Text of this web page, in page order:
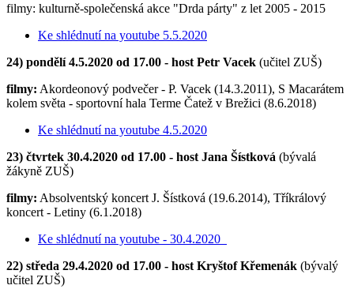
filmy: kulturně-společenská akce "Drda párty" z let 2005 - 2015
Ke shlédnutí na youtube 5.5.2020
24) pondělí 4.5.2020 od 17.00 - host Petr Vacek (učitel ZUŠ)
filmy: Akordeonový podvečer - P. Vacek (14.3.2011), S Macarátem
kolem světa - sportovní hala Terme Čatež v Brežici (8.6.2018)
Ke shlédnutí na youtube 4.5.2020
23) čtvrtek 30.4.2020 od 17.00 - host Jana Šístková (bývalá
žákyně ZUŠ)
filmy: Absolventský koncert J. Šístková (19.6.2014), Tříkrálový
koncert - Letiny (6.1.2018)
Ke shlédnutí na youtube - 30.4.2020
22) středa 29.4.2020 od 17.00 - host Kryštof Křemenák (bývalý
učitel ZUŠ)